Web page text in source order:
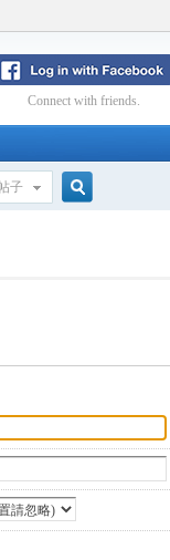
Connect with friends.
子